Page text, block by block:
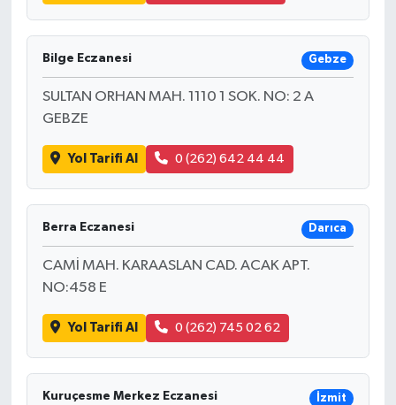
Bilge Eczanesi Gebze
SULTAN ORHAN MAH. 1110 1 SOK. NO: 2 A
GEBZE
Yol Tarifi Al 0 (262) 642 44 44
Berra Eczanesi Darıca
CAMİ MAH. KARAASLAN CAD. ACAK APT.
NO:458 E
Yol Tarifi Al 0 (262) 745 02 62
Kuruçesme Merkez Eczanesi İzmit